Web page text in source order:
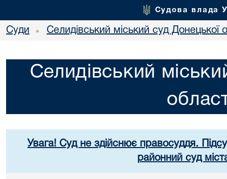
Судова влада
Суди • Селидівський міський суд Донецької
Селидівський
Увага! Суд не здійснює правосуддя.
районний суд